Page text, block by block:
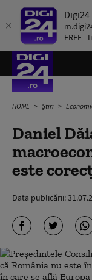
Digi24
FREE -
HOME Știri
Daniel
este
Data publicării: